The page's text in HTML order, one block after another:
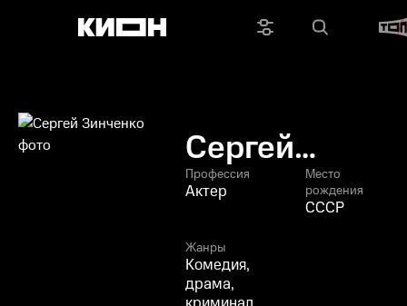
Сергей
Зинченко
Профессия
Актер
Место
рождения
СССР
Жанры
Комедия,
драма,